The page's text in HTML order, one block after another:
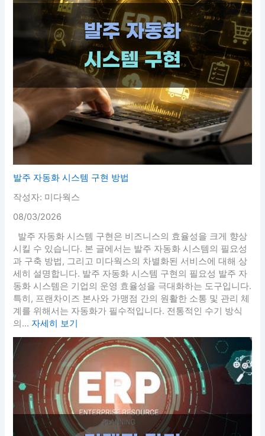
발주 자동화 시스템 구현 방법
작성자: 미다웍스
08/03/2026
발주 자동화 시스템 구현은 비즈니스의 효율성을 크게 향상
시킬 수 있습니다. 본 글에서는 발주 자동화 시스템의 필요성
과 구축 방법, 그리고 미다웍스의 차별화된 서비스에 대해 상
세히 설명합니다. 발주 자동화 시스템 구현의 필요성 발주 자
동화 시스템은 기업의 운영 효율성을 극대화하는 도구입니다.
특히, 프랜차이즈 본사와 가맹점 간의 원활한 소통 및 관리 체
계를 위해서는 자동화가 필수적입니다. 전통적인 수기 방식
의... 자세히 보기